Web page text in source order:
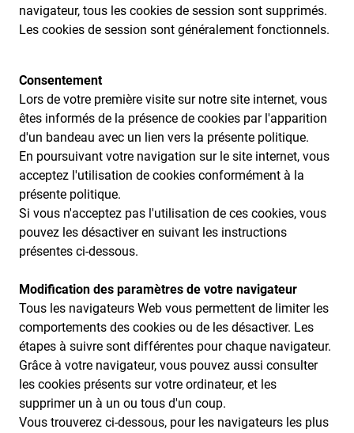
navigateur, tous les cookies de session sont supprimés.
Les cookies de session sont généralement fonctionnels.
Consentement
Lors de votre première visite sur notre site internet, vous
êtes informés de la présence de cookies par l'apparition
d'un bandeau avec un lien vers la présente politique.
En poursuivant votre navigation sur le site internet, vous
acceptez l'utilisation de cookies conformément à la
présente politique.
Si vous n'acceptez pas l'utilisation de ces cookies, vous
pouvez les désactiver en suivant les instructions
présentes ci-dessous.
Modification des paramètres de votre navigateur
Tous les navigateurs Web vous permettent de limiter les
comportements des cookies ou de les désactiver. Les
étapes à suivre sont différentes pour chaque navigateur.
Grâce à votre navigateur, vous pouvez aussi consulter
les cookies présents sur votre ordinateur, et les
supprimer un à un ou tous d'un coup.
Vous trouverez ci-dessous, pour les navigateurs les plus